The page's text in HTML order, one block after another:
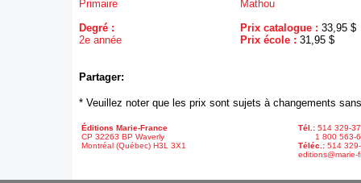
Primaire
Degré :
2e année
Mathou
Prix catalogue : 33,95 $
Prix école : 31,95 $
Partager:
* Veuillez noter que les prix sont sujets à changements
Éditions Marie-France
CP 32263 BP Waverly
Montréal (Québec) H3L 3X1
Tél.: 514 329-
1 800 563-
Téléc.: 514
editions@marie-